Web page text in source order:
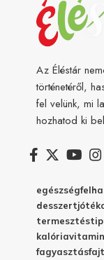
Az Éléstár
történetéről,
fel velünk, mi
hozhatod ki
egészség
desszert
termesztés
kalóriavitamin
fagyasztás